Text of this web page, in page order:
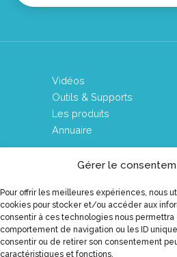
Gérer le
Pour offrir les meilleures expériences, nous
cookies pour stocker et/ou accéder aux
consentir à ces technologies nous
comportement de navigation ou les ID
consentir ou de retirer son consentement
caractéristiques et fonctions.
Vidéos
Outils & Supports
Les produits
Annuaire
©2026 intervenir-addictions.fr,